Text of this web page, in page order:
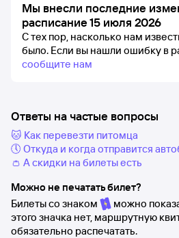
Мы внесли последние
расписание 15 июля 2026
С тех пор, насколько нам
было. Если вы нашли ошибку в
сообщите нам
Ответы на частые вопросы
🐱 Как перевезти питомца
🕔 Откуда и когда отправится
👛 А скидки на билеты есть
Можно не печатать билет?
Билеты со знаком
можно
этого значка нет, маршрутную
обязательно распечатать.